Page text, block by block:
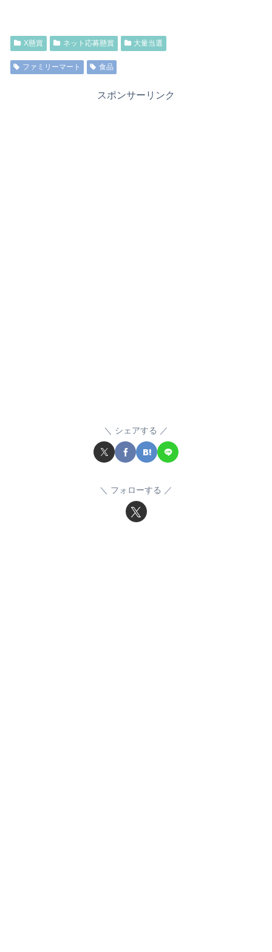
X懸賞 ネット応募懸賞 大量当選
ファミリーマート 食品
スポンサーリンク
シェアする
フォローする